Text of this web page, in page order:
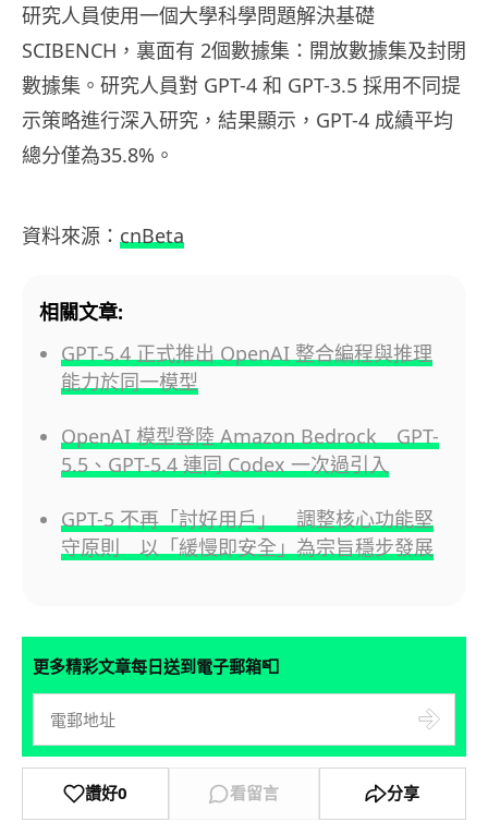
研究人員使用一個大學科學問題解決基礎
SCIBENCH，裏面有 2個數據集：開放數據集及封閉
數據集。研究人員對 GPT-4 和 GPT-3.5 採用不同提
示策略進行深入研究，結果顯示，GPT-4 成績平均
總分僅為35.8%。
資料來源： cnBeta
相關文章:
GPT-5.4 正式推出 OpenAI 整合編程與推理
能力於同一模型
OpenAI 模型登陸 Amazon Bedrock GPT-
5.5、GPT-5.4 連同 Codex 一次過引入
GPT-5 不再「討好用戶」 調整核心功能堅
守原則 以「緩慢即安全」為宗旨穩步發展
更多精彩文章每日送到電子郵箱📮
讚好0 看留言 分享